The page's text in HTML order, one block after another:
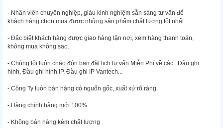
- Nhân viên chuyên nghiệp, giàu kinh nghiệm sẵn sàng tư vấn để
khách hàng chọn mua được những sản phẩm chất lượng tốt nhất.
- Đặc biệt khách hàng được giao hàng tận nơi, xem hàng thanh toán,
không mua không sao.
- Chúng tôi luôn chào đón bạn đặt lịch tư vấn Miễn Phí về các: Đầu ghi
hình, Đầu ghi hình IP, Đầu ghi IP Vantech...
- Công Ty luôn bán hàng có nguốn gốc, xuất xứ rõ ràng
- Hàng chính hãng mới 100%
- Không bán hàng kém chất lượng